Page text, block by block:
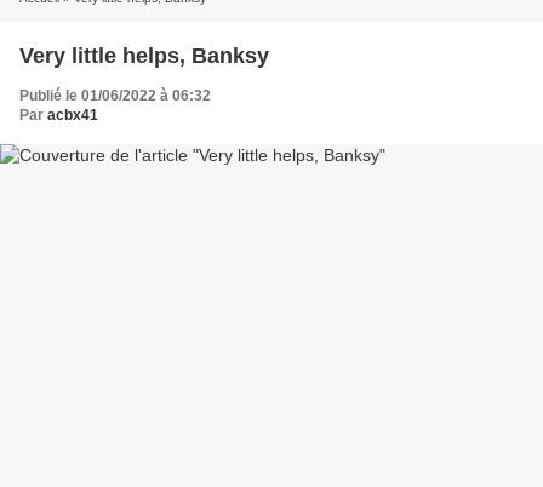
Very little helps, Banksy
Publié le 01/06/2022 à 06:32
Par acbx41